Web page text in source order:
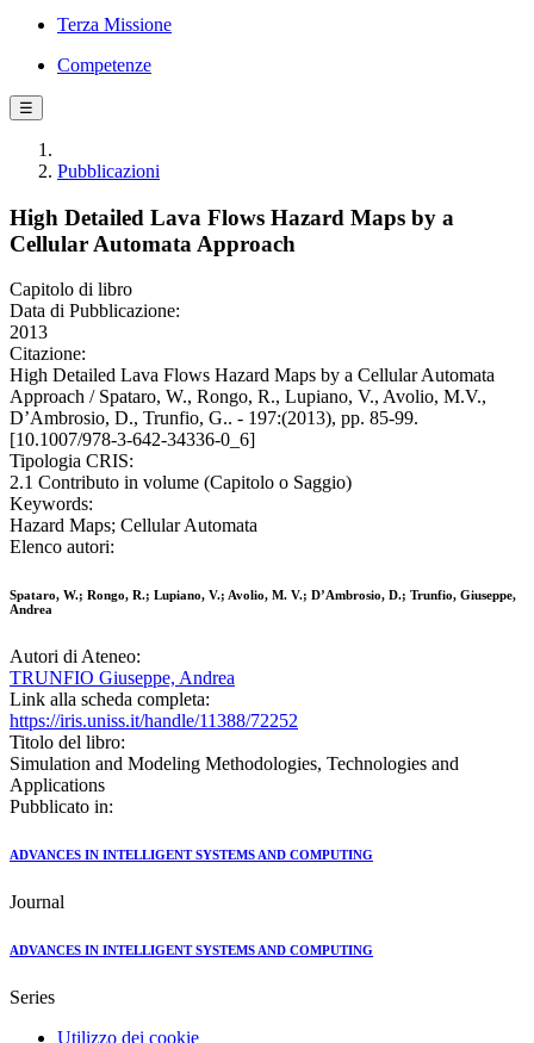
Terza Missione
Competenze
☰
Pubblicazioni
High Detailed Lava Flows Hazard Maps by a
Cellular Automata Approach
Capitolo di libro
Data di Pubblicazione:
2013
Citazione:
High Detailed Lava Flows Hazard Maps by a Cellular Automata
Approach / Spataro, W., Rongo, R., Lupiano, V., Avolio, M.V.,
D’Ambrosio, D., Trunfio, G.. - 197:(2013), pp. 85-99.
[10.1007/978-3-642-34336-0_6]
Tipologia CRIS:
2.1 Contributo in volume (Capitolo o Saggio)
Keywords:
Hazard Maps; Cellular Automata
Elenco autori:
Spataro, W.; Rongo, R.; Lupiano, V.; Avolio, M. V.; D’Ambrosio, D.; Trunfio, Giuseppe,
Andrea
Autori di Ateneo:
TRUNFIO Giuseppe, Andrea
Link alla scheda completa:
https://iris.uniss.it/handle/11388/72252
Titolo del libro:
Simulation and Modeling Methodologies, Technologies and
Applications
Pubblicato in:
ADVANCES IN INTELLIGENT SYSTEMS AND COMPUTING
Journal
ADVANCES IN INTELLIGENT SYSTEMS AND COMPUTING
Series
Utilizzo dei cookie